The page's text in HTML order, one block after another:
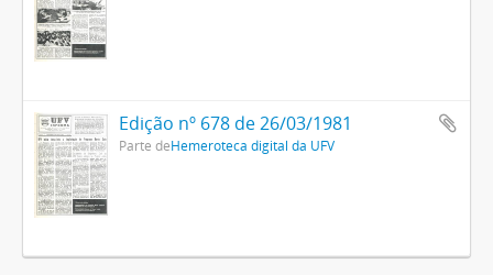
Edição nº 678 de 26/03/1981
Parte deHemeroteca digital da UFV